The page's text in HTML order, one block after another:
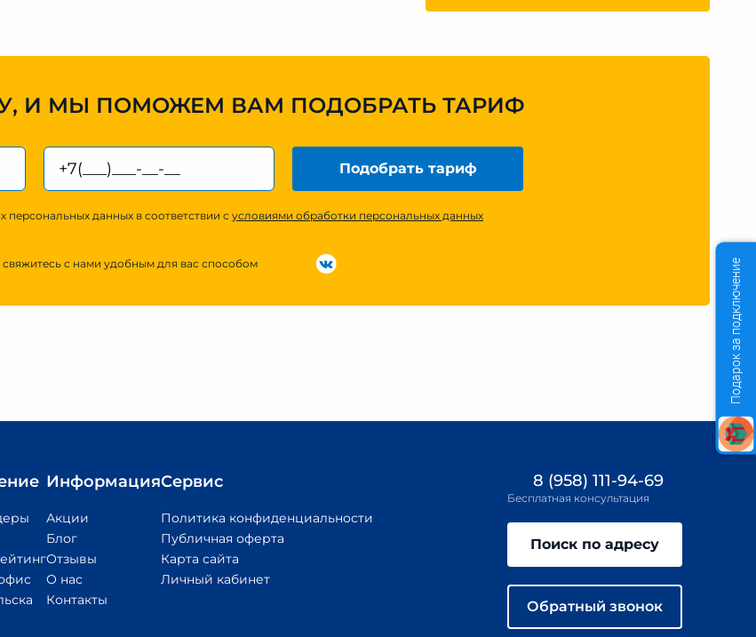
И МЫ ПОМОЖЕМ ВАМ ПОДОБРАТЬ ТАРИФ
Подобрать тариф
персональных данных в соответствии с условиями обработки персональных данных
с нами удобным для вас способом
Информация
Акции
Блог
Отзывы
О нас
Контакты
Сервис
Политика конфиденциальности
Публичная оферта
Карта сайта
Личный кабинет
8 (958) 111-94-69
Бесплатная консультация
Поиск по адресу
Обратный звонок
Подарок за подключение